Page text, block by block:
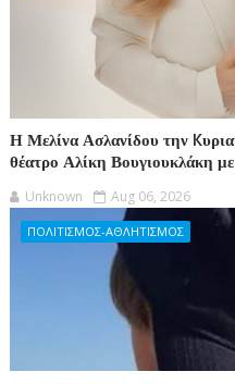
Η Μελίνα Ασλανίδου την
θέατρο Αλίκη Βουγιουκλάκη με
Unknown Aug 06, 2026
ΠΟΛΙΤΙΣΜΟΣ-ΑΘΛΗΤΙΣΜΟΣ